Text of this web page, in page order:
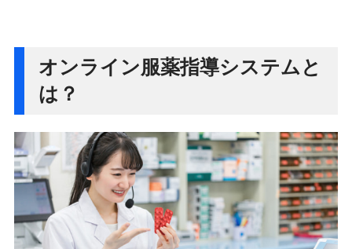
オンライン服薬指導システムと
は？